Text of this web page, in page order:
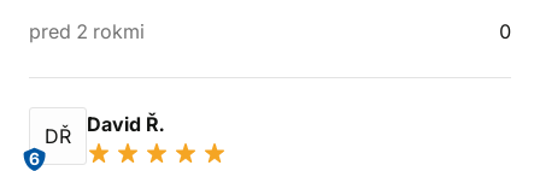
pred 2 rokmi 0
DŘ
6
David Ř.